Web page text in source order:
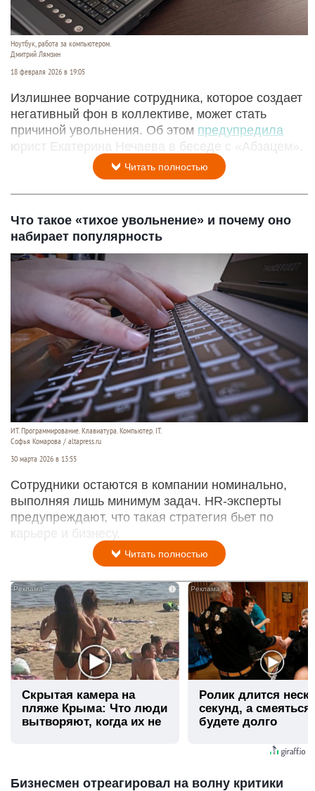
Ноутбук, работа за компьютером.
Дмитрий Лямзин
18 февраля 2026 в 19:05
Излишнее ворчание сотрудника, которое создает
негативный фон в коллективе, может стать
причиной увольнения. Об этом предупредила
юрист Екатерина Нечаева в беседе с «Абзацем».
Читать полностью
Что такое «тихое увольнение» и почему оно
набирает популярность
ИТ. Программирование. Клавиатура. Компьютер. IT.
Софья Комарова / altapress.ru
30 марта 2026 в 13:55
Сотрудники остаются в компании номинально,
выполняя лишь минимум задач. HR-эксперты
предупреждают, что такая стратегия бьет по
карьере и бизнесу.
Читать полностью
i
Скрытая камера на
пляже Крыма: Что люди
вытворяют, когда их не
Ролик длится
секунд, а
будете долго
Бизнесмен отреагировал на волну критики